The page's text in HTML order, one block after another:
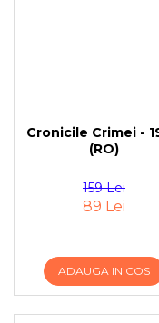
Cronicile Crimei -
(RO)
159 Lei
89 Lei
ADAUGA IN COS